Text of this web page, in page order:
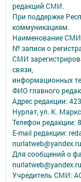
редакций СМИ.
При поддержке
коммуникациям.
Наименование
№ записи о
СМИ
связи,
информационных
ФИО главного
Адрес редакции:
Нурлат, ул. К.
Телефон редакции:
E-mail редакции:
nurlatweb@yandex.ru
Для сообщений о
nurlatweb@yandex.ru
Учредитель СМИ: